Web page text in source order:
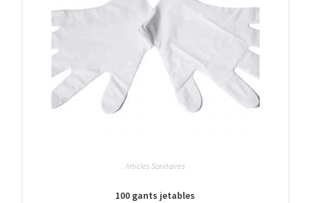
Articles Sanitaires
100 gants jetables